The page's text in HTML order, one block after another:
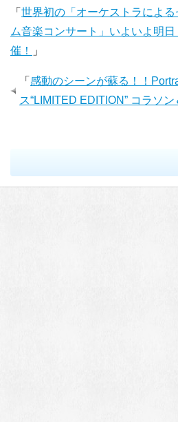
「 世界初の「オーケストラによ
ム音楽コンサート」いよいよ明
催！
」
「 感動のシーンが蘇る！！
ス“LIMITED EDITION” コラソ